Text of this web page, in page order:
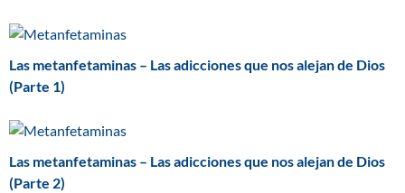
Las metanfetaminas – Las adicciones que nos alejan de Dios
(Parte 1)
Las metanfetaminas – Las adicciones que nos alejan de Dios
(Parte 2)